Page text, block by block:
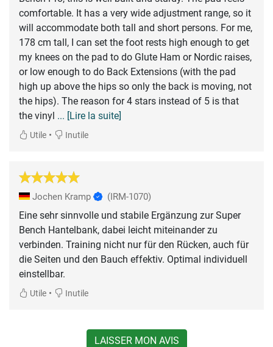
comfortable. It has a very wide adjustment range, so it
will accommodate both tall and short persons. For me,
178 cm tall, I can set the foot rests high enough to get
my knees on the pad to do Glute Ham or Nordic raises,
or low enough to do Back Extensions (with the pad
high up above the hips so only the back is moving, not
the hips). The reason for 4 stars instead of 5 is that
the vinyl ... [Lire la suite]
Utile • Inutile
Jochen Kramp (IRM-1070)
Eine sehr sinnvolle und stabile Ergänzung zur Super
Bench Hantelbank, dabei leicht miteinander zu
verbinden. Training nicht nur für den Rücken, auch für
die Seiten und den Bauch effektiv. Optimal individuell
einstellbar.
Utile • Inutile
LAISSER MON AVIS